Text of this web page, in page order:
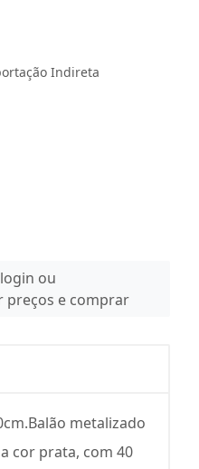
Indireta
ou
preços e comprar
metalizado
cor prata, com 40